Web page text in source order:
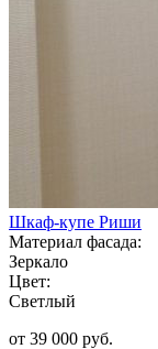
Шкаф-купе Риши
Материал фасада:
Зеркало
Цвет:
Светлый
от 39 000 руб.